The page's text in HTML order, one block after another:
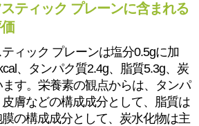
ティック プレーンに含まれる
ィック プレーンは塩分0.5gに加
、タンパク質2.4g、脂質5.3g、炭
す。栄養素の観点からは、タンパ
膚などの構成成分として、脂質は
の構成成分として、炭水化物は主